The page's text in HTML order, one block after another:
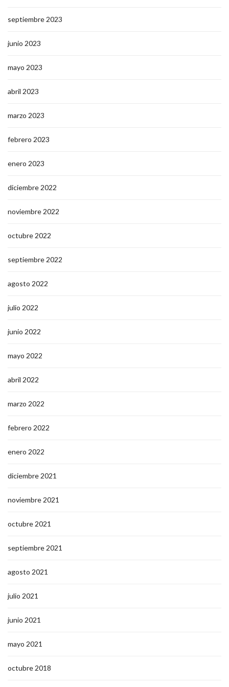
septiembre 2023
junio 2023
mayo 2023
abril 2023
marzo 2023
febrero 2023
enero 2023
diciembre 2022
noviembre 2022
octubre 2022
septiembre 2022
agosto 2022
julio 2022
junio 2022
mayo 2022
abril 2022
marzo 2022
febrero 2022
enero 2022
diciembre 2021
noviembre 2021
octubre 2021
septiembre 2021
agosto 2021
julio 2021
junio 2021
mayo 2021
octubre 2018